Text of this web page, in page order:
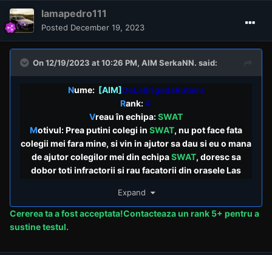
lamapedro111
Posted December 19, 2023
On 12/19/2023 at 10:26 PM,AIM SerkaNN. said:
Nume: [AIM]DeLaBrigadaRutiera
Rank:4
Vreau în echipa:SWAT
Motivul: Prea putini colegi in SWAT, nu pot face fata
colegii mei fara mine, si vin in ajutor sa dau si eu o mana
de ajutor colegilor mei din echipaSWAT, doresc sa
dobor toti infractorii si rau facatorii din orasele Las
lte precizări: Multumesc frumos, abia astept sa ma
alaturi echipeiSWATsa ii pun la pamant pe toti rau
Expand
Cerereata a fost acceptata!Contacteaza un rank 5+ pentru a
sustine testul.